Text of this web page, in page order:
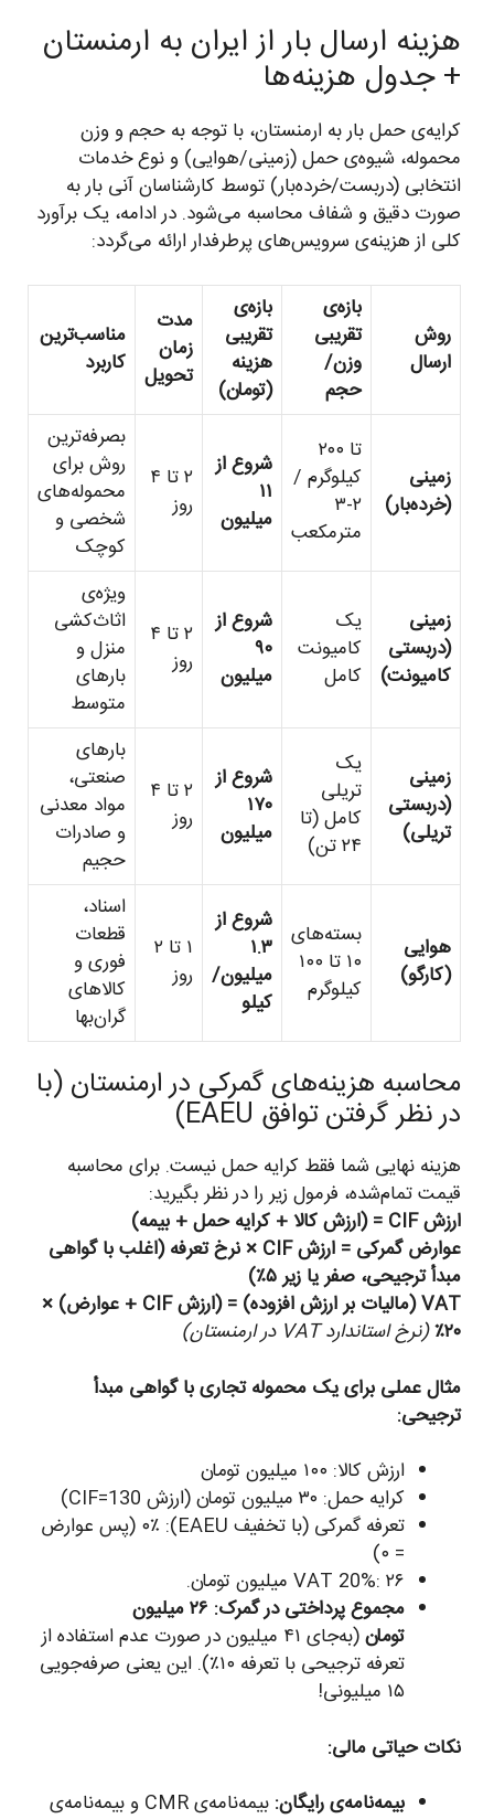
هزینه ارسال بار از ایران به ارمنستان
+ جدول هزینه‌ها
کرایه‌ی حمل بار به ارمنستان، با توجه به حجم و وزن
محموله، شیوه‌ی حمل (زمینی/هوایی) و نوع خدمات
انتخابی (دربست/خرده‌بار) توسط کارشناسان آنی بار به
صورت دقیق و شفاف محاسبه می‌شود. در ادامه، یک برآورد
کلی از هزینه‌ی سرویس‌های پرطرفدار ارائه می‌گردد:
روش
ارسال
بازه‌ی
تقریبی
وزن/
حجم
بازه‌ی
تقریبی
هزینه
(تومان)
مدت
زمان
تحویل
مناسب‌ترین
کاربرد
زمینی
(خرده‌بار)
تا ۲۰۰
کیلوگرم /
۲-۳
مترمکعب
شروع از
۱۱
میلیون
۲ تا ۴
روز
بصرفه‌ترین
روش برای
محموله‌های
شخصی و
کوچک
زمینی
(دربستی
کامیونت)
یک
کامیونت
کامل
شروع از
۹۰
میلیون
۲ تا ۴
روز
ویژه‌ی
اثاث‌کشی
منزل و
بارهای
متوسط
زمینی
(دربستی
تریلی)
یک
تریلی
کامل (تا
۲۴ تن)
شروع از
۱۷۰
میلیون
۲ تا ۴
روز
بارهای
صنعتی،
مواد معدنی
و صادرات
حجیم
هوایی
(کارگو)
بسته‌های
۱۰ تا ۱۰۰
کیلوگرم
شروع از
۱.۳
میلیون/
کیلو
۱ تا ۲
روز
اسناد،
قطعات
فوری و
کالاهای
گران‌بها
محاسبه هزینه‌های گمرکی در ارمنستان (با
در نظر گرفتن توافق EAEU)
هزینه نهایی شما فقط کرایه حمل نیست. برای محاسبه
قیمت تمام‌شده، فرمول زیر را در نظر بگیرید:
ارزش CIF = (ارزش کالا + کرایه حمل + بیمه)
عوارض گمرکی = ارزش CIF × نرخ تعرفه (اغلب با گواهی
مبدأ ترجیحی، صفر یا زیر ۵٪)
VAT (مالیات بر ارزش افزوده) = (ارزش CIF + عوارض) ×
۲۰٪ (نرخ استاندارد VAT در ارمنستان)
مثال عملی برای یک محموله تجاری با گواهی مبدأ
ترجیحی:
ارزش کالا: ۱۰۰ میلیون تومان
کرایه حمل: ۳۰ میلیون تومان (ارزش CIF=130)
تعرفه گمرکی (با تخفیف EAEU): ۰٪ (پس عوارض
= ۰)
VAT 20%: ۲۶ میلیون تومان.
مجموع پرداختی در گمرک: ۲۶ میلیون
تومان
(به‌جای ۴۱ میلیون در صورت عدم استفاده از
تعرفه ترجیحی با تعرفه ۱۰٪). این یعنی صرفه‌جویی
۱۵ میلیونی!
نکات حیاتی مالی:
بیمه‌نامه‌ی رایگان:
بیمه‌نامه‌ی CMR و بیمه‌نامه‌ی